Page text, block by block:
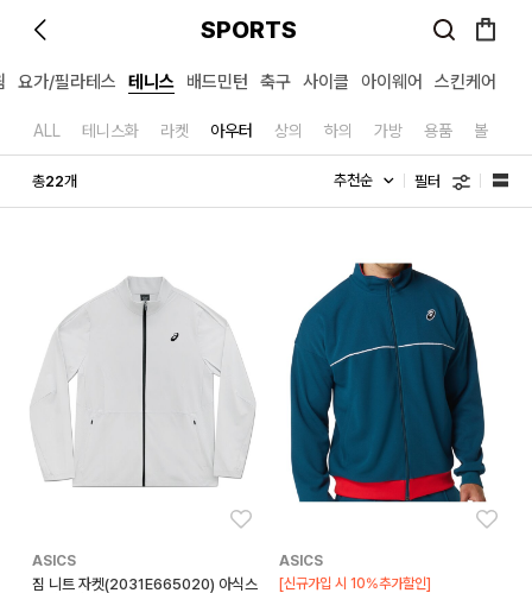
SPORTS
요가/필라테스 테니스 배드민턴 축구 사이클 아이웨어 스킨케어
ALL 테니스화 라켓 아우터 상의 하의 가방 용품 볼
총22개 필터
ASICS
짐 니트 자켓(2031E665020) 아식스
ASICS
[신규가입 시 10%추가할인]